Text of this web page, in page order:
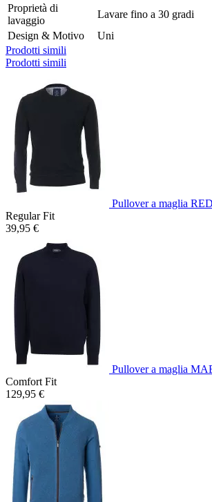
Proprietà di
lavaggio
Lavare fino a 30 gradi
Design & Motivo
Uni
Prodotti simili
Prodotti simili
Pullover a maglia
Regular Fit
39,95 €
Pullover a maglia
Comfort Fit
129,95 €